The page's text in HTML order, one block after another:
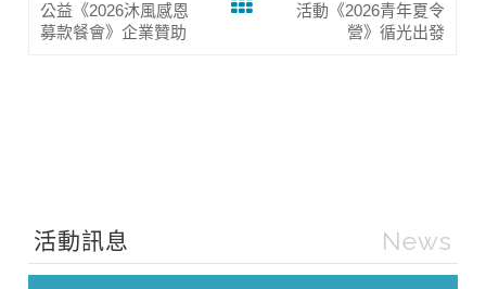
公益《2026沐風感恩
募款餐會》企業贊助
活動《2026青年夏令
營》循光出發
活動訊息 News